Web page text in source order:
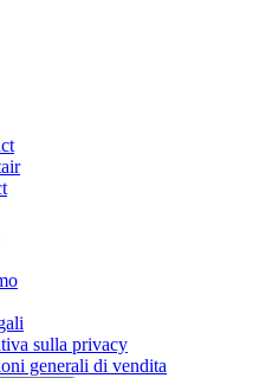
sulla privacy
generali di vendita